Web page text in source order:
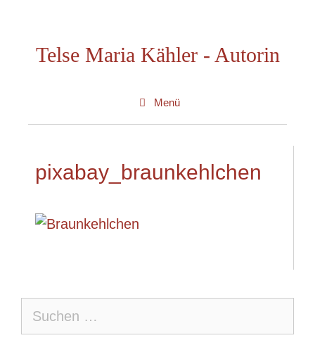
springenTelse Maria Kähler - Autorin
Menü
pixabay_braunkehlchen
nach: